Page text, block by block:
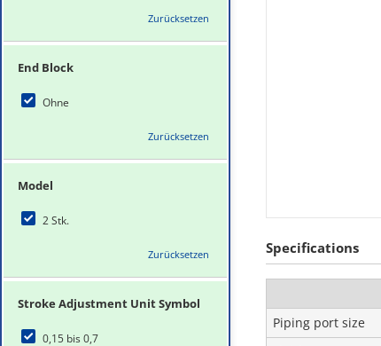
Zurücksetzen
End Block
Ohne
Zurücksetzen
Model
2 Stk.
Zurücksetzen
Stroke Adjustment Unit Symbol
0,15 bis 0,7
Specifications
Piping port size